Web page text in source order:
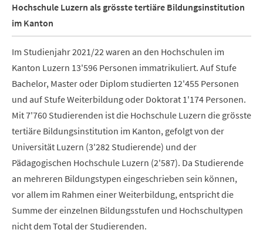
Hochschule Luzern als grösste tertiäre Bildungsinstitution
im Kanton
Im Studienjahr 2021/22 waren an den Hochschulen im
Kanton Luzern 13'596 Personen immatrikuliert. Auf Stufe
Bachelor, Master oder Diplom studierten 12'455 Personen
und auf Stufe Weiterbildung oder Doktorat 1'174 Personen.
Mit 7'760 Studierenden ist die Hochschule Luzern die grösste
tertiäre Bildungsinstitution im Kanton, gefolgt von der
Universität Luzern (3'282 Studierende) und der
Pädagogischen Hochschule Luzern (2'587). Da Studierende
an mehreren Bildungstypen eingeschrieben sein können,
vor allem im Rahmen einer Weiterbildung, entspricht die
Summe der einzelnen Bildungsstufen und Hochschultypen
nicht dem Total der Studierenden.